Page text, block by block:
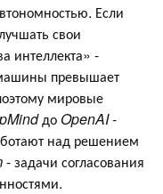
Если
свои
интеллекта» -
машины превышает
мировые
до OpenAI-
над решением
- задачи согласования